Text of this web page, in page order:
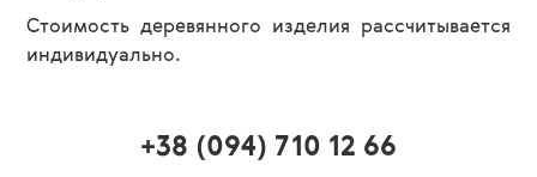
Стоимость деревянного изделия рассчитывается
индивидуально.
+38 (094) 710 12 66